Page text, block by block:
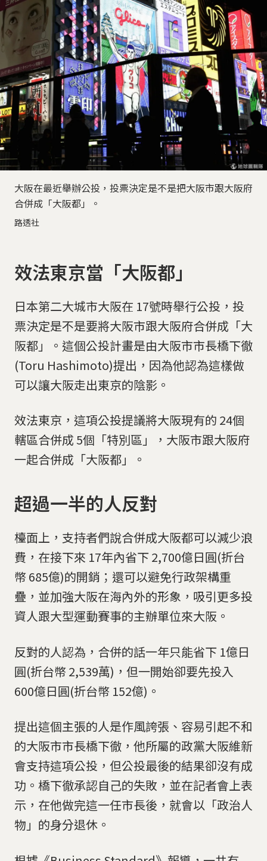
大阪在最近舉辦公投，投票決定是不是把大阪市跟大阪府
合併成「大阪都」。
路透社
效法東京當「大阪都」
日本第二大城市大阪在 17號時舉行公投，投
票決定是不是要將大阪市跟大阪府合併成「大
阪都」。這個公投計畫是由大阪市市長橋下徹
(Toru Hashimoto)提出，因為他認為這樣做
可以讓大阪走出東京的陰影。
效法東京，這項公投提議將大阪現有的 24個
轄區合併成 5個「特別區」，大阪市跟大阪府
一起合併成「大阪都」。
超過一半的人反對
檯面上，支持者們說合併成大阪都可以減少浪
費，在接下來 17年內省下 2,700億日圓(折台
幣 685億)的開銷；還可以避免行政架構重
疊，並加強大阪在海內外的形象，吸引更多投
資人跟大型運動賽事的主辦單位來大阪。
反對的人認為，合併的話一年只能省下 1億日
圓(折台幣 2,539萬)，但一開始卻要先投入
600億日圓(折台幣 152億)。
提出這個主張的人是作風誇張、容易引起不和
的大阪市市長橋下徹，他所屬的政黨大阪維新
會支持這項公投，但公投最後的結果卻沒有成
功。橋下徹承認自己的失敗，並在記者會上表
示，在他做完這一任市長後，就會以「政治人
物」的身分退休。